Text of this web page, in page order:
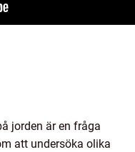
jorden är en fråga
att undersöka olika